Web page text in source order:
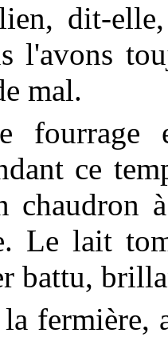
dit-
l'avons
mal.
fourrage
ce
chaudron
Le lait
battu,
fermière,